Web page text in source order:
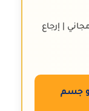
مجاني | إرجاع
جسم